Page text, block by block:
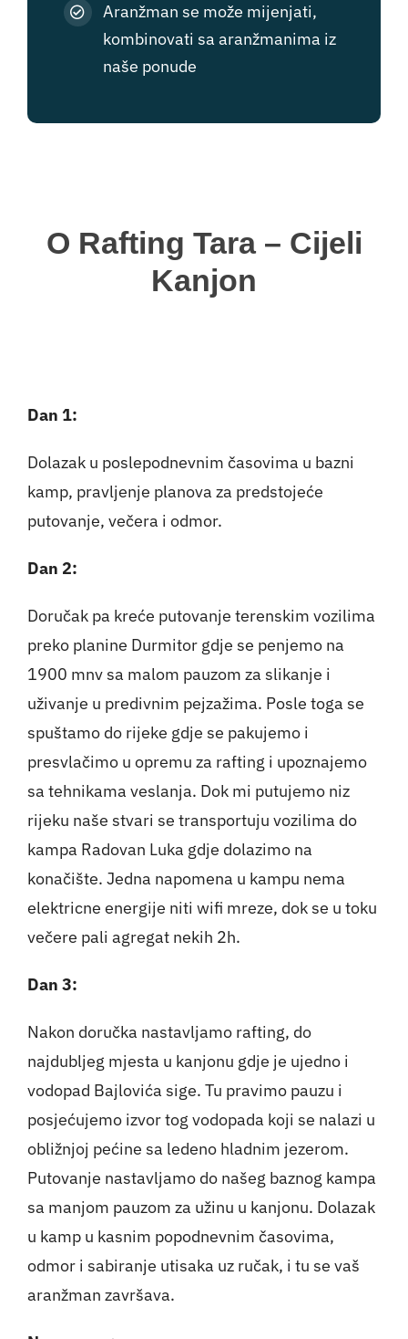
Aranžman se može mijenjati,
kombinovati sa aranžmanima iz
naše ponude
O Rafting Tara – Cijeli
Kanjon
Dan 1:
Dolazak u poslepodnevnim časovima u bazni
kamp, pravljenje planova za predstojeće
putovanje, večera i odmor.
Dan 2:
Doručak pa kreće putovanje terenskim vozilima
preko planine Durmitor gdje se penjemo na
1900 mnv sa malom pauzom za slikanje i
uživanje u predivnim pejzažima. Posle toga se
spuštamo do rijeke gdje se pakujemo i
presvlačimo u opremu za rafting i upoznajemo
sa tehnikama veslanja. Dok mi putujemo niz
rijeku naše stvari se transportuju vozilima do
kampa Radovan Luka gdje dolazimo na
konačište. Jedna napomena u kampu nema
elektricne energije niti wifi mreze, dok se u toku
večere pali agregat nekih 2h.
Dan 3:
Nakon doručka nastavljamo rafting, do
najdubljeg mjesta u kanjonu gdje je ujedno i
vodopad Bajlovića sige. Tu pravimo pauzu i
posjećujemo izvor tog vodopada koji se nalazi u
obližnjoj pećine sa ledeno hladnim jezerom.
Putovanje nastavljamo do našeg baznog kampa
sa manjom pauzom za užinu u kanjonu. Dolazak
u kamp u kasnim popodnevnim časovima,
odmor i sabiranje utisaka uz ručak, i tu se vaš
aranžman završava.